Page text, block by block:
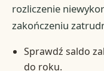
rozliczenie
zakończeniu
Sprawdź saldo
do roku.